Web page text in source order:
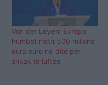
Von der Leyen: Evropa
humbet rreth 500 milionë
euro euro në ditë për
shkak të luftës